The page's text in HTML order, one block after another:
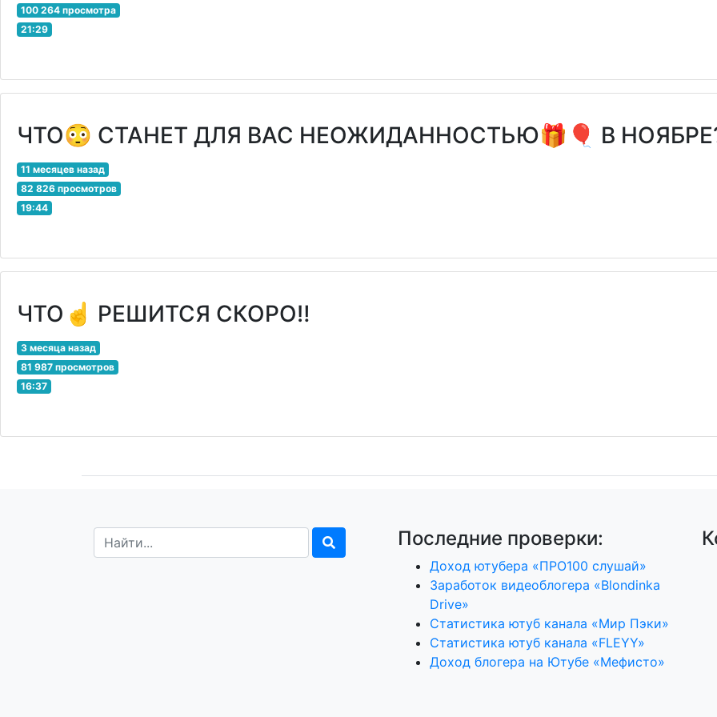
100 264 просмотра
21:29
ЧТО😳 СТАНЕТ ДЛЯ ВАС НЕОЖИДАННОСТЬЮ🎁🎈 В
11 месяцев назад
82 826 просмотров
19:44
ЧТО☝️ РЕШИТСЯ СКОРО‼️
3 месяца назад
81 987 просмотров
16:37
Последние проверки:
Доход ютубера «ПРО100 слушай»
Заработок видеоблогера «Blondinka
Drive»
Статистика ютуб канала «Мир Пэки»
Статистика ютуб канала «FLEYY»
Доход блогера на Ютубе «Мефисто»